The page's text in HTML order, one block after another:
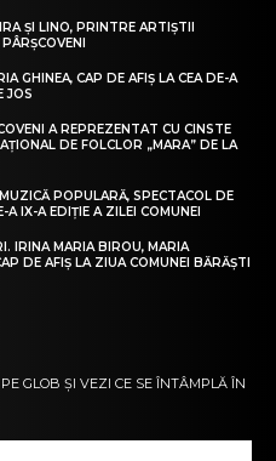
ȘI LINO, PRINTRE ARTIȘTII
GHINEA, CAP DE AFIȘ LA CEA DE-A
JOS
A REPREZENTAT CU CINSTE
DE FOLCLOR „MARA” DE LA
POPULARĂ, SPECTACOL DE
A IX-A EDIȚIE A ZILEI COMUNEI
IRINA MARIA BIROU, MARIA
DE AFIȘ LA ZIUA COMUNEI BĂRĂȘTI
GLOB ȘI VEZI CE SE ÎNTÂMPLĂ ÎN